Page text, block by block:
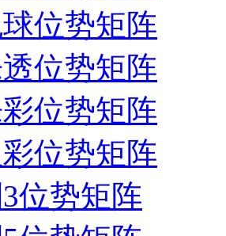
位势矩阵
位势矩阵
位势矩阵
位势矩阵
位势矩阵